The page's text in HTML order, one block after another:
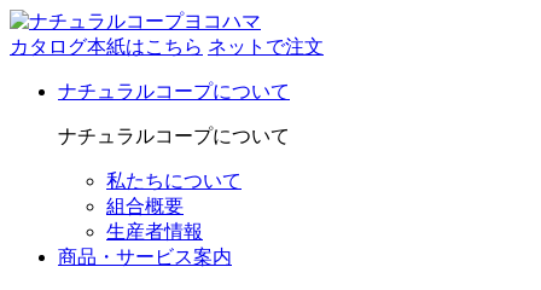
カタログ本紙はこちら ネットで注文
ナチュラルコープについて
ナチュラルコープについて
私たちについて
組合概要
生産者情報
商品・サービス案内